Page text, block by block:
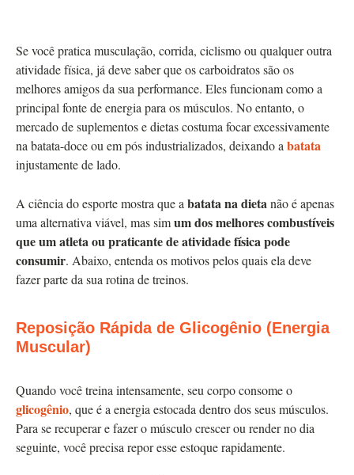
Se você pratica musculação, corrida, ciclismo ou qualquer outra
atividade física, já deve saber que os carboidratos são os
melhores amigos da sua performance. Eles funcionam como a
principal fonte de energia para os músculos. No entanto, o
mercado de suplementos e dietas costuma focar excessivamente
na batata-doce ou em pós industrializados, deixando abatata
injustamente de lado.
A ciência do esporte mostra que a batata na dieta não é apenas
uma alternativa viável, mas simum dos melhores combustíveis
que um atleta ou praticante de atividade física pode
consumir. Abaixo, entenda os motivos pelos quais ela deve
fazer parte da sua rotina de treinos.
Reposição Rápida de Glicogênio (Energia
Muscular)
Quando você treina intensamente, seu corpo consome o
glicogênio, que é a energia estocada dentro dos seus músculos.
Para se recuperar e fazer o músculo crescer ou render no dia
seguinte, você precisa repor esse estoque rapidamente.